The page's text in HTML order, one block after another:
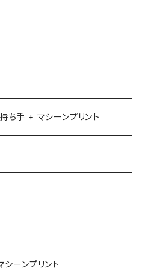
ち手 + マシーンプリント
ーンプリント